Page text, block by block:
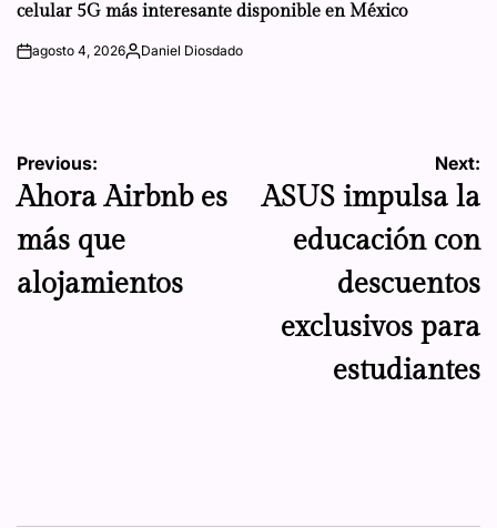
celular 5G más interesante disponible en México
onagosto 4, 2026Posted
Daniel Diosdado
Navegación
de
entradas
Previous:
Ahora Airbnb es
más que
alojamientos
Next:
ASUS impulsa la
educación con
descuentos
exclusivos para
estudiantes